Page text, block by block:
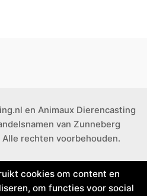
en Animaux Dierencasting
van Zunneberg
Alle rechten voorbehouden.
cookies om content en
om functies voor social